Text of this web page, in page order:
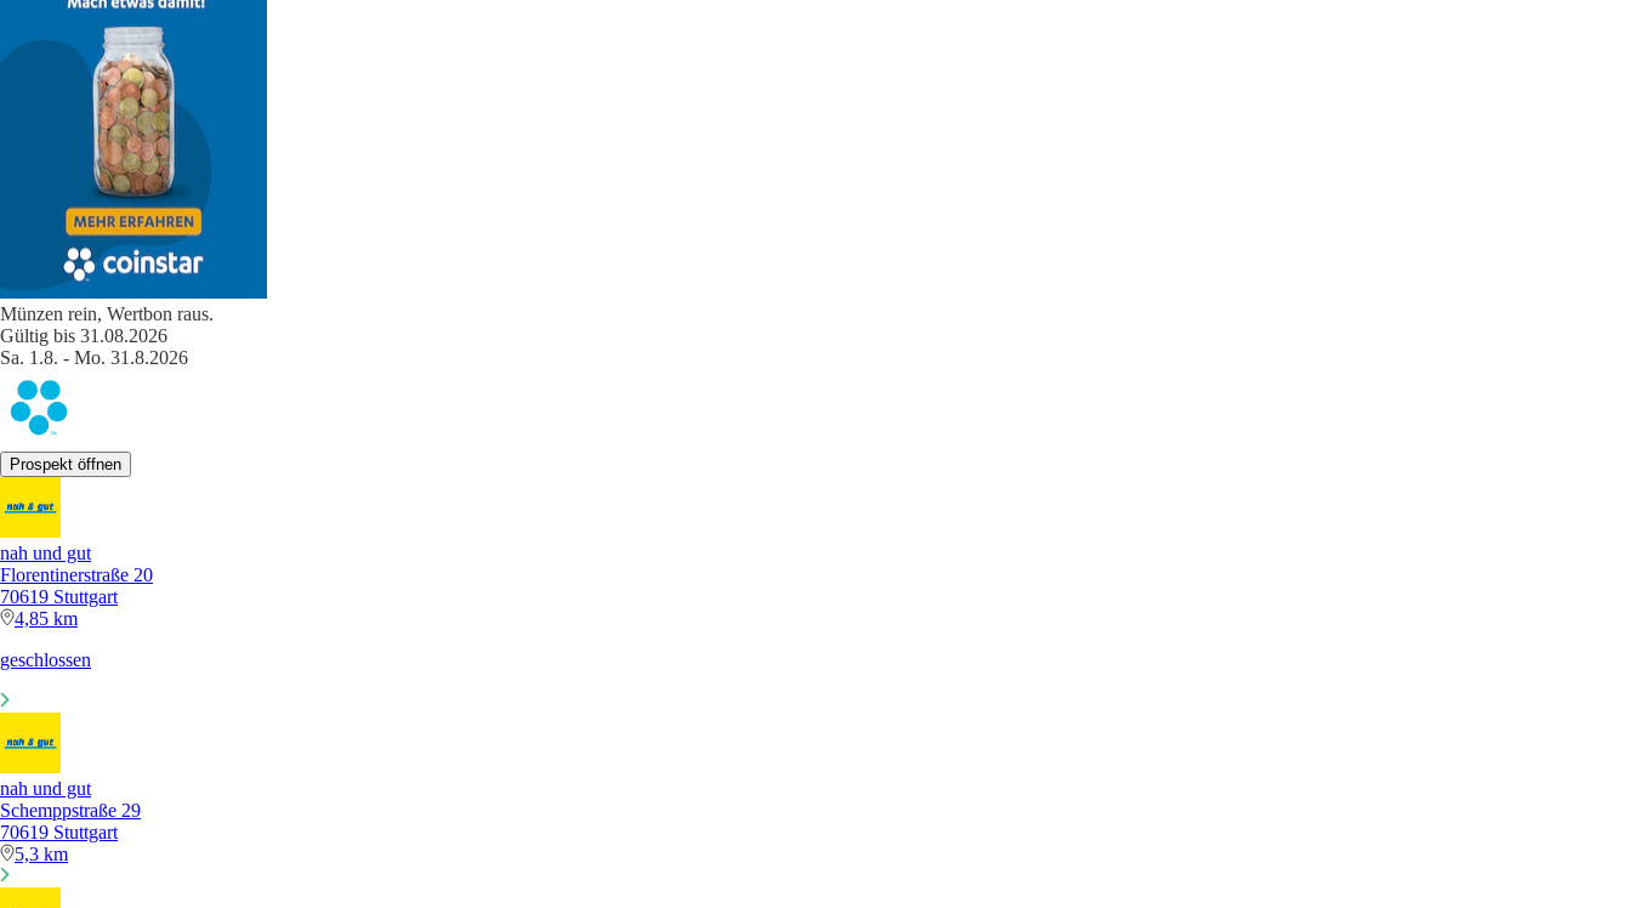
Münzen rein, Wertbon raus.
Gültig bis 31.08.2026
Sa. 1.8. - Mo. 31.8.2026
Prospekt öffnen
nah und gut
Florentinerstraße 20
70619 Stuttgart
4,85 km
geschlossen
nah und gut
Schemppstraße 29
70619 Stuttgart
5,3 km